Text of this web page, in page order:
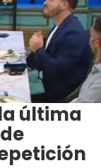
última